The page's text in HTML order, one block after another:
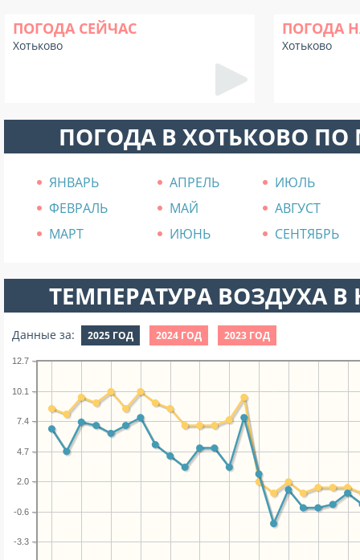
ПОГОДА СЕЙЧАС
Хотьково
ПОГОДА
Хотьково
ПОГОДА В ХОТЬКОВО
ЯНВАРЬ АПРЕЛЬ
ИЮЛЬ
ФЕВРАЛЬ
МАЙ
АВГУСТ
МАРТ
ИЮНЬ СЕНТЯБРЬ
ТЕМПЕРАТУРА ВОЗДУХА В
Данные за: 2025 ГОД 2024 ГОД 2023 ГОД
-3.3
-0.6
2.0
4.7
7.4
10.1
12.7